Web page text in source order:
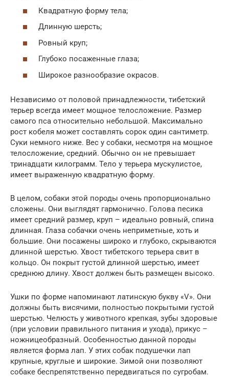
Квадратную форму тела;
Длинную шерсть;
Ровный круп;
Глубоко посаженные глаза;
Широкое разнообразие окрасов.
Независимо от половой принадлежности, тибетский
терьер всегда имеет мощное телосложение. Размер
самого пса относительно небольшой. Максимально
рост кобеля может составлять сорок один сантиметр.
Суки немного ниже. Вес у собаки, несмотря на мощное
телосложение, средний. Обычно он не превышает
тринадцати килограмм. Тело у терьера мускулистое,
имеет выраженную квадратную форму.
В целом, собаки этой породы очень пропорционально
сложены. Они выглядят гармонично. Голова песика
имеет средний размер, круп – идеально ровный, спина
длинная. Глаза собачки очень неприметные, хоть и
большие. Они посажены широко и глубоко, скрываются
длинной шерстью. Хвост тибетского терьера свит в
кольцо. Он покрыт густой длинной шерстью, имеет
среднюю длину. Хвост должен быть размещен высоко.
Ушки по форме напоминают латинскую букву «V». Они
должны быть висячими, полностью покрытыми густой
шерстью. Челюсть у животного крепкая, зубы здоровые
(при условии правильного питания и ухода), прикус –
ножницеобразный. Особенностью данной породы
является форма лап. У этих собак подушечки лап
крупные, круглые и широкие. Зимой они позволяют
собаке беспрепятственно передвигаться по сугробам.